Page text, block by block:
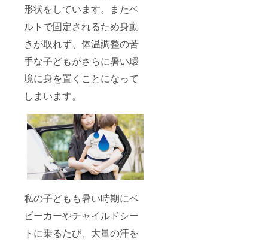
形状をしています。またベ
ルトで固定されるため身動
きが取れず、体温調整の苦
手な子どもがさらに暑い環
境に身を置くことになって
しまいます。
私の子どもも暑い時期にベ
ビーカーやチャイルドシー
トに乗るたび、大量の汗を